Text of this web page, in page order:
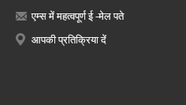
एम्स में महत्वपूर्ण ई -मेल पते
आपकी प्रतिक्रिया दें